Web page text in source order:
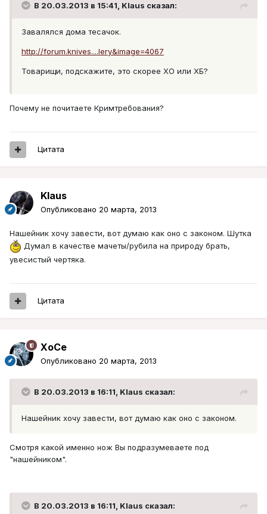
В 20.03.2013 в 15:41, Klaus сказал:
Завалялся дома тесачок.
http://forum.knives....lery&image=4067
Товарищи, подскажите, это скорее ХО или ХБ?
Почему не почитаете Кримтребования?
Цитата
Klaus
Опубликовано 20 марта, 2013
Нашейник хочу завести, вот думаю как оно с законом. Шутка
Думал в качестве мачеты/рубила на природу брать,
увесистый чертяка.
Цитата
XoCe
Опубликовано 20 марта, 2013
В 20.03.2013 в 16:11, Klaus сказал:
Нашейник хочу завести, вот думаю как оно с законом.
Смотря какой именно нож Вы подразумеваете под
"нашейником".
В 20.03.2013 в 16:11, Klaus сказал: